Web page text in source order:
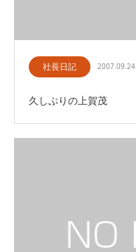
社長日記 2007.09.24
久しぶりの上賀茂